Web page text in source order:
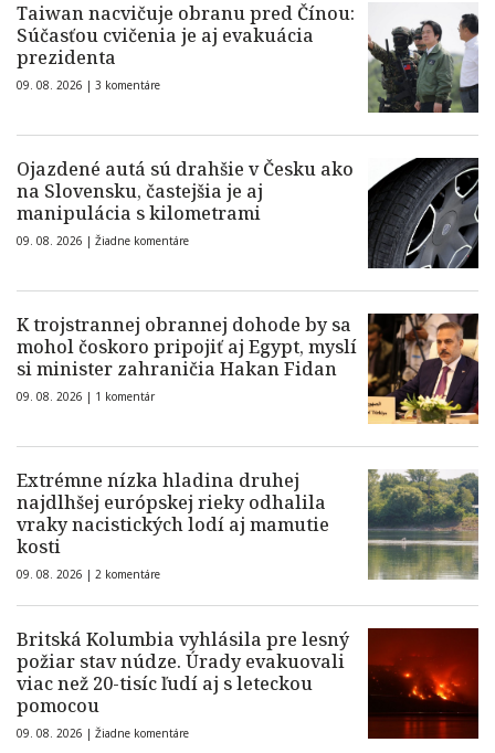
Taiwan nacvičuje obranu pred Čínou:
Súčasťou cvičenia je aj evakuácia
prezidenta
09. 08. 2026 | 3 komentáre
Ojazdené autá sú drahšie v Česku ako
na Slovensku, častejšia je aj
manipulácia s kilometrami
09. 08. 2026 | Žiadne komentáre
K trojstrannej obrannej dohode by sa
mohol čoskoro pripojiť aj Egypt, myslí
si minister zahraničia Hakan Fidan
09. 08. 2026 | 1 komentár
Extrémne nízka hladina druhej
najdlhšej európskej rieky odhalila
vraky nacistických lodí aj mamutie
kosti
09. 08. 2026 | 2 komentáre
Britská Kolumbia vyhlásila pre lesný
požiar stav núdze. Úrady evakuovali
viac než 20-tisíc ľudí aj s leteckou
pomocou
09. 08. 2026 | Žiadne komentáre